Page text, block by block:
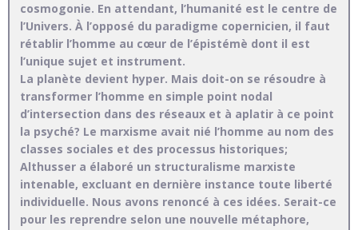
cosmogonie. En attendant, l’humanité est le centre de
l’Univers. À l’opposé du paradigme copernicien, il faut
rétablir l’homme au cœur de l’épistémè dont il est
l’unique sujet et instrument.
La planète devient hyper. Mais doit-on se résoudre à
transformer l’homme en simple point nodal
d’intersection dans des réseaux et à aplatir à ce point
la psyché? Le marxisme avait nié l’homme au nom des
classes sociales et des processus historiques;
Althusser a élaboré un structuralisme marxiste
intenable, excluant en dernière instance toute liberté
individuelle. Nous avons renoncé à ces idées. Serait-ce
pour les reprendre selon une nouvelle métaphore,